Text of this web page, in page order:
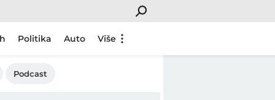
Politika Auto Više
Podcast